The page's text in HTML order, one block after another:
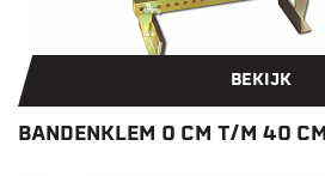
BEKIJK
BANDENKLEM 0 CM T/M 40 CM